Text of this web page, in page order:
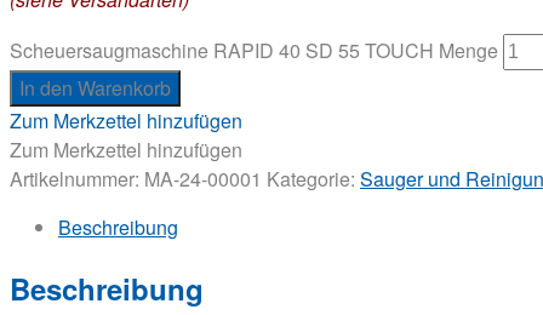
Scheuersaugmaschine RAPID 40 SD 55 TOUCH Menge
In den Warenkorb
Zum Merkzettel hinzufügen
Zum Merkzettel hinzufügen
Artikelnummer: MA-24-00001 Kategorie: Sauger und
Beschreibung
Beschreibung